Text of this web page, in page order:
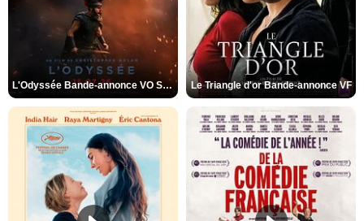
L'Odyssée Bande-annonce VO STFR Le Triangle d'or Bande-annonce VF